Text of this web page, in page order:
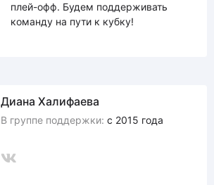
плей-офф. Будем поддерживать
команду на пути к кубку!
Диана Халифаева
В группе поддержки: с 2015 года